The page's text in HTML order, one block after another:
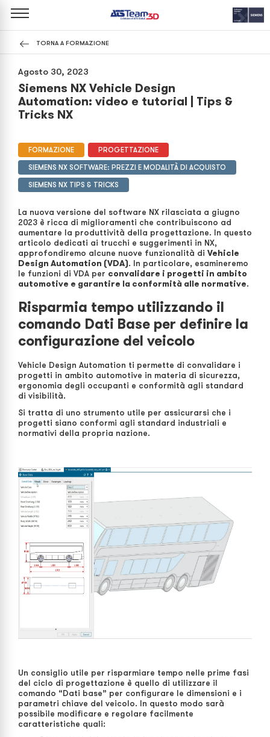
TORNA A FORMAZIONE
Agosto 30, 2023
Siemens NX Vehicle Design
Automation: video e tutorial | Tips &
Tricks NX
FORMAZIONE
PROGETTAZIONE
SIEMENS NX SOFTWARE: PREZZI E MODALITÀ DI ACQUISTO
SIEMENS NX TIPS & TRICKS
La nuova versione del software NX rilasciata a giugno
2023 è ricca di miglioramenti che contribuiscono ad
aumentare la produttività della progettazione. In questo
articolo dedicati ai trucchi e suggerimenti in NX,
approfondiremo alcune nuove funzionalità di Vehicle
Design Automation (VDA). In particolare, esamineremo
le funzioni di VDA per convalidare i progetti in ambito
automotive e garantire la conformità alle normative.
Risparmia tempo utilizzando il
comando Dati Base per definire la
configurazione del veicolo
Vehicle Design Automation ti permette di convalidare i
progetti in ambito automotive in materia di sicurezza,
ergonomia degli occupanti e conformità agli standard
di visibilità.
Si tratta di uno strumento utile per assicurarsi che i
progetti siano conformi agli standard industriali e
normativi della propria nazione.
Un consiglio utile per risparmiare tempo nelle prime fasi
del ciclo di progettazione è quello di utilizzare il
comando “Dati base” per configurare le dimensioni e i
parametri chiave del veicolo. In questo modo sarà
possibile modificare e regolare facilmente
caratteristiche quali: